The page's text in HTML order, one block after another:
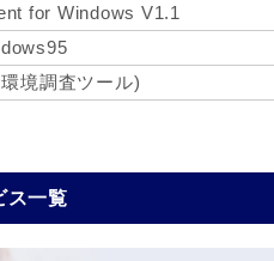
for Windows V1.1
境調査ツール)
ス一覧